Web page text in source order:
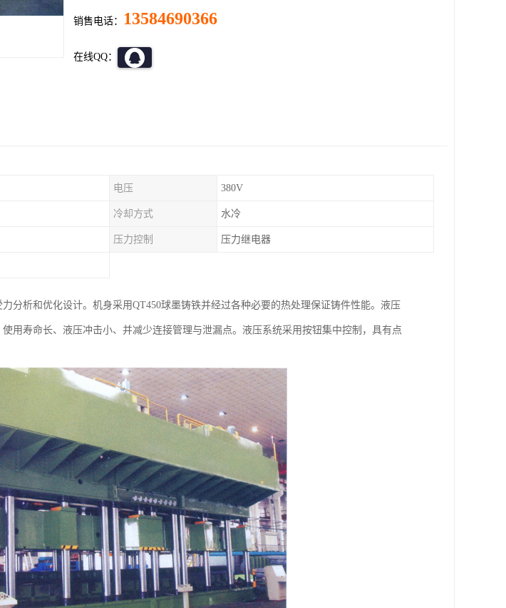
销售电话： 13584690366
在线QQ：
电压 380V
冷却方式 水冷
压力控制 压力继电器
分析和优化设计。机身采用QT450球墨铸铁并经过各种必要的热处理保证铸件性能。液压
用寿命长、液压冲击小、并减少连接管理与泄漏点。液压系统采用按钮集中控制，具有点